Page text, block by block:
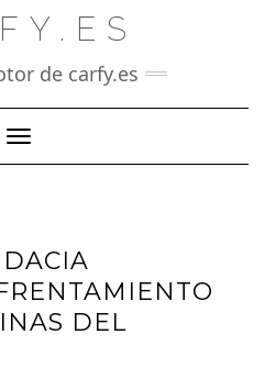
de carfy.es
Cambiar modo de navegación
DEL